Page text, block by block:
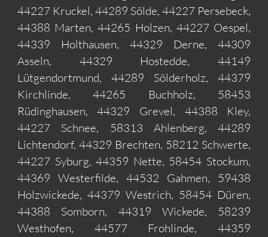
44227 Kruckel, 44289 Sölde, 44227 Persebeck,
44388 Marten, 44265 Holzen, 44227 Oespel,
44339 Holthausen, 44329 Derne, 44309
Asseln, 44329 Hostedde, 44149
Lütgendortmund, 44289 Sölderholz, 44379
Kirchlinde, 44265 Buchholz, 58453
Rüdinghausen, 44329 Grevel, 44388 Kley,
44227 Schnee, 58313 Ahlenberg, 44289
Lichtendorf, 44329 Brechten, 58212 Schwerte,
44227 Syburg, 44359 Nette, 58454 Stockum,
44369 Westerfilde, 44532 Gahmen, 59438
Holzwickede, 44379 Westrich, 58454 Düren,
44388 Somborn, 44319 Wickede, 58239
Westhofen, 44577 Frohlinde, 44359